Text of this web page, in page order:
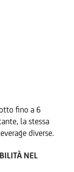
fino a 6
la stessa
diverse.
NEL